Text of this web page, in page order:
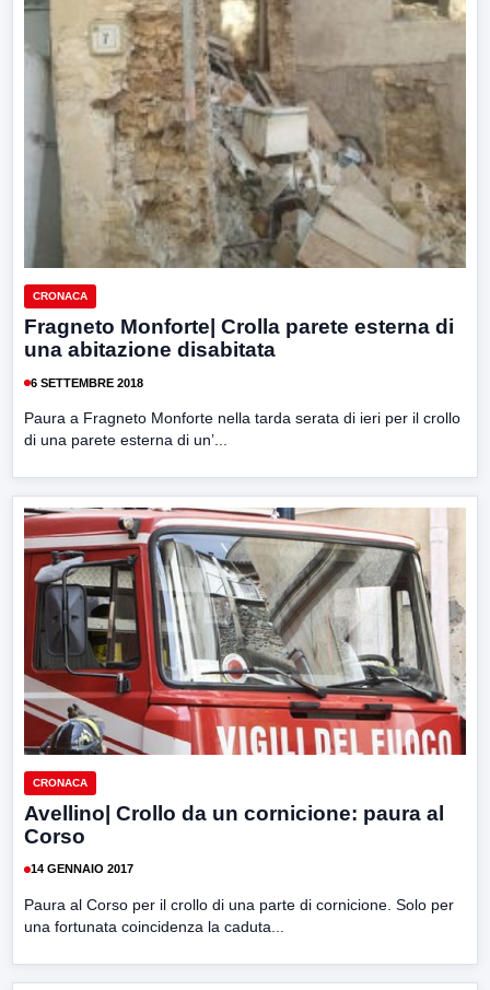
CRONACA
Fragneto Monforte| Crolla parete esterna di
una abitazione disabitata
6 SETTEMBRE 2018
Paura a Fragneto Monforte nella tarda serata di ieri per il crollo
di una parete esterna di un’...
CRONACA
Avellino| Crollo da un cornicione: paura al
Corso
14 GENNAIO 2017
Paura al Corso per il crollo di una parte di cornicione. Solo per
una fortunata coincidenza la caduta...